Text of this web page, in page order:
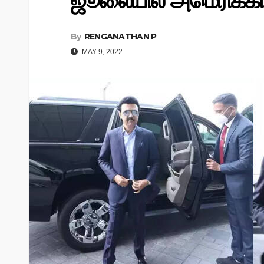
By RENGANATHAN P
MAY 9, 2022